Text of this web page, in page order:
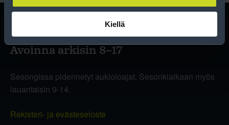
Kiellä
Avoinna arkisin 8–17
Sesongissa pidennetyt aukioloajat. Sesonkiaikaan myös
lauantaisin 9-14.
Rekisteri- ja evästeseloste